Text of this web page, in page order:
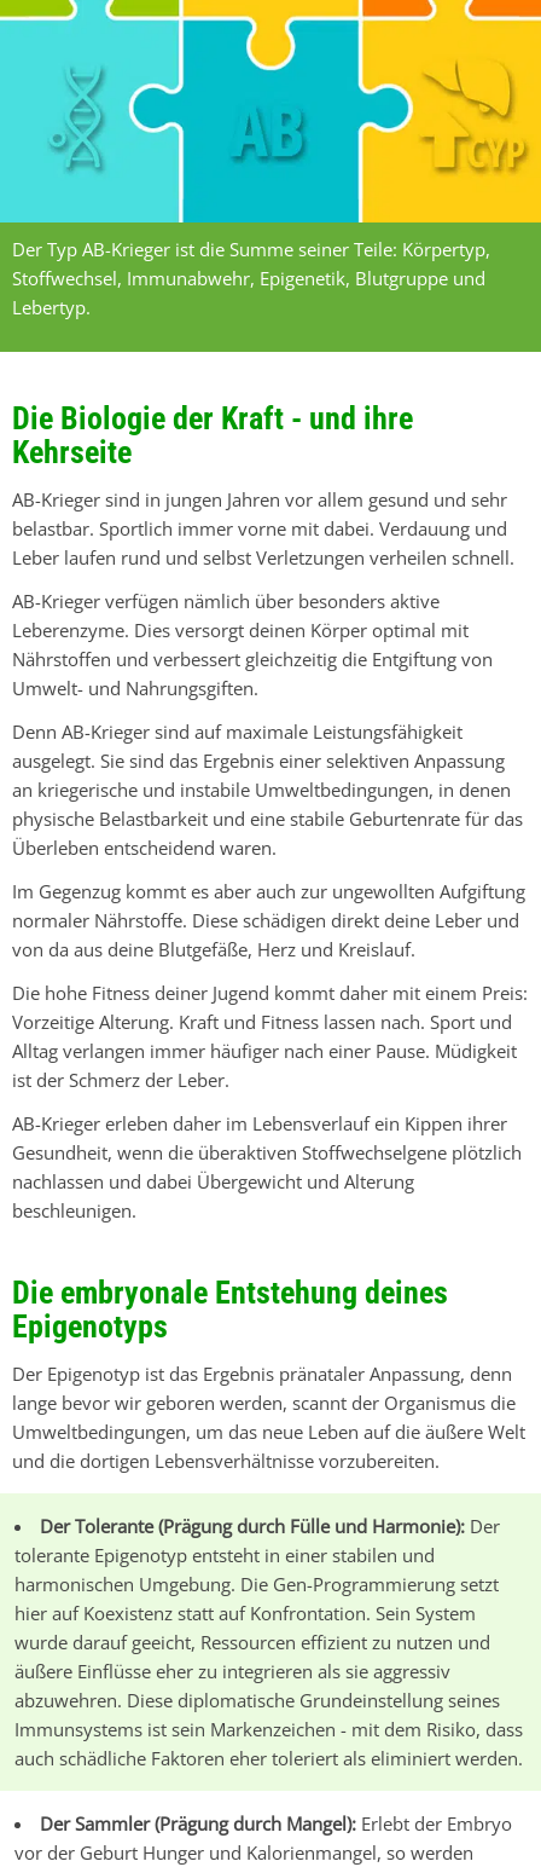
Der Typ AB-Krieger ist die Summe seiner Teile: Körpertyp,
Stoffwechsel, Immunabwehr, Epigenetik, Blutgruppe und
Lebertyp.
Die Biologie der Kraft - und ihre
Kehrseite
AB-Krieger sind in jungen Jahren vor allem gesund und sehr
belastbar. Sportlich immer vorne mit dabei. Verdauung und
Leber laufen rund und selbst Verletzungen verheilen schnell.
AB-Krieger verfügen nämlich über besonders aktive
Leberenzyme. Dies versorgt deinen Körper optimal mit
Nährstoffen und verbessert gleichzeitig die Entgiftung von
Umwelt- und Nahrungsgiften.
Denn AB-Krieger sind auf maximale Leistungsfähigkeit
ausgelegt. Sie sind das Ergebnis einer selektiven Anpassung
an kriegerische und instabile Umweltbedingungen, in denen
physische Belastbarkeit und eine stabile Geburtenrate für das
Überleben entscheidend waren.
Im Gegenzug kommt es aber auch zur ungewollten Aufgiftung
normaler Nährstoffe. Diese schädigen direkt deine Leber und
von da aus deine Blutgefäße, Herz und Kreislauf.
Die hohe Fitness deiner Jugend kommt daher mit einem Preis:
Vorzeitige Alterung. Kraft und Fitness lassen nach. Sport und
Alltag verlangen immer häufiger nach einer Pause. Müdigkeit
ist der Schmerz der Leber.
AB-Krieger erleben daher im Lebensverlauf ein Kippen ihrer
Gesundheit, wenn die überaktiven Stoffwechselgene plötzlich
nachlassen und dabei Übergewicht und Alterung
beschleunigen.
Die embryonale Entstehung deines
Epigenotyps
Der Epigenotyp ist das Ergebnis pränataler Anpassung, denn
lange bevor wir geboren werden, scannt der Organismus die
Umweltbedingungen, um das neue Leben auf die äußere Welt
und die dortigen Lebensverhältnisse vorzubereiten.
Der Tolerante (Prägung durch Fülle und Harmonie): Der
tolerante Epigenotyp entsteht in einer stabilen und
harmonischen Umgebung. Die Gen-Programmierung setzt
hier auf Koexistenz statt auf Konfrontation. Sein System
wurde darauf geeicht, Ressourcen effizient zu nutzen und
äußere Einflüsse eher zu integrieren als sie aggressiv
abzuwehren. Diese diplomatische Grundeinstellung seines
Immunsystems ist sein Markenzeichen - mit dem Risiko, dass
auch schädliche Faktoren eher toleriert als eliminiert werden.
Der Sammler (Prägung durch Mangel): Erlebt der Embryo
vor der Geburt Hunger und Kalorienmangel, so werden